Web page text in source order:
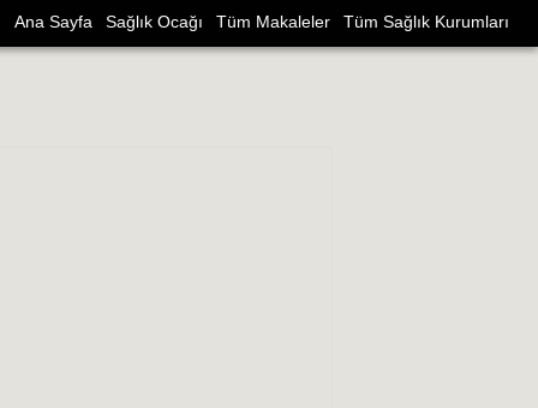
Ana Sayfa Sağlık Ocağı Tüm Makaleler Tüm Sağlık Kurumları